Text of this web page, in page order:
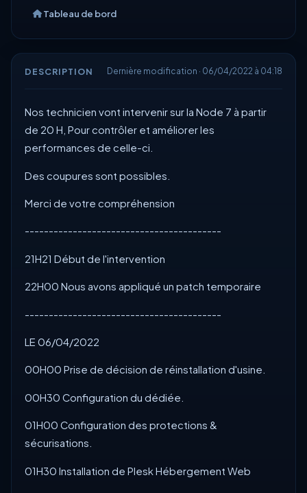
Tableau de bord
DESCRIPTION Dernière modification · 06/04/2022 à 04:18
Nos technicien vont intervenir sur laNode 7 à partir
de 20 H, Pour contrôler et améliorer les
performances de celle-ci.
Des coupures sont possibles.
Merci de votre compréhension
-----------------------------------------
21H21 Début de l'intervention
22H00 Nous avons appliqué un patch temporaire
-----------------------------------------
LE 06/04/2022
00H00 Prise de décision de réinstallation d'usine.
00H30 Configuration du dédiée.
01H00 Configuration des protections &
sécurisations.
01H30 Installation de Plesk Hébergement Web